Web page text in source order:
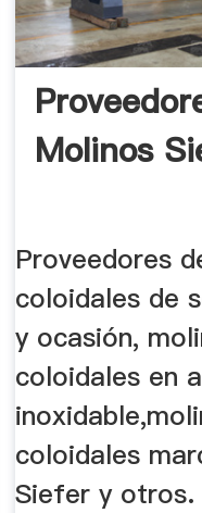
Molinos
Proveedores
coloidales de
y ocasión,
coloidales en
coloidales
Siefer y